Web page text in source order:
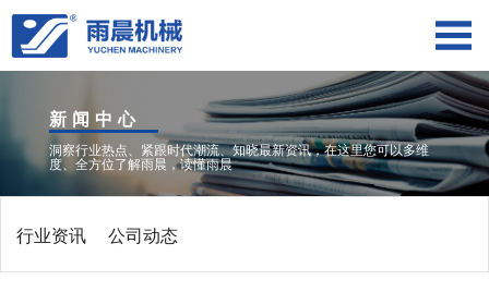
新闻中心
洞察行业热点、紧跟时代潮流、知晓最新资讯，在这里您可以多维
度、全方位了解雨晨，读懂雨晨
行业资讯 公司动态